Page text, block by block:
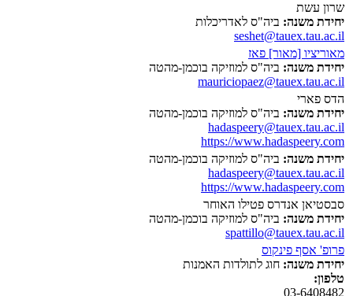
שרון עשת
יחידת משנה: ביה"ס לאדריכלות
seshet@tauex.tau.ac.il
מאוריציו [מאור] פאז
יחידת משנה: ביה"ס למוזיקה בוכמן-מהטה
mauriciopaez@tauex.tau.ac.il
הדס פארי
יחידת משנה: ביה"ס למוזיקה בוכמן-מהטה
hadaspeery@tauex.tau.ac.il
https://www.hadaspeery.com
יחידת משנה: ביה"ס למוזיקה בוכמן-מהטה
hadaspeery@tauex.tau.ac.il
https://www.hadaspeery.com
סבסטיאן אנדרס פטילו האוחר
יחידת משנה: ביה"ס למוזיקה בוכמן-מהטה
spattillo@tauex.tau.ac.il
פרופ' אסף פינקוס
יחידת משנה: חוג לתולדות האמנות
טלפון:
03-6408482